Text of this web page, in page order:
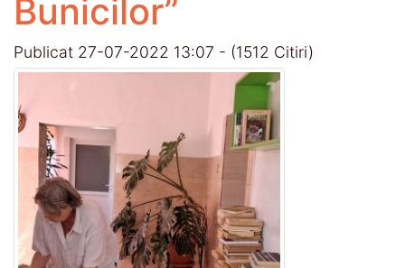
Bunicilor”
Publicat 27-07-2022 13:07 - (1512 Citiri)